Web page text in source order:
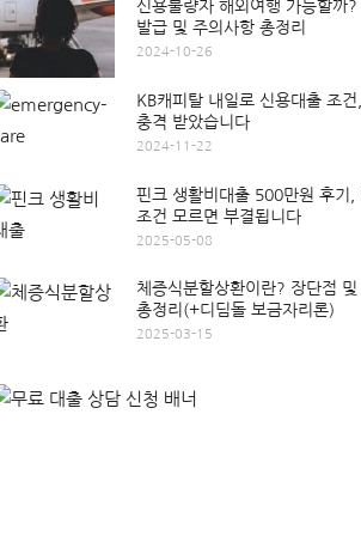
신용불량자 해외여행 가능할까?
발급 및 주의사항 총정리
2024-10-26
KB캐피탈 내일로 신용대출 조
충격 받았습니다
2024-11-22
핀크 생활비대출 500만원 후기,
조건 모르면 부결됩니다
2025-05-08
체증식분할상환이란? 장단점 및
총정리(+디딤돌 보금자리론)
2025-03-15